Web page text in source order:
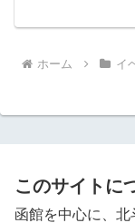
ホーム イ
このサイトに
函館を中心に、